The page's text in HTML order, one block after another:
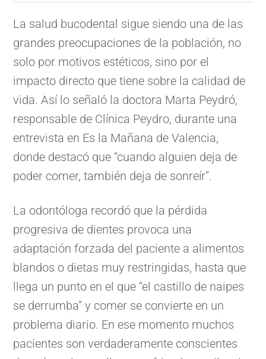
La salud bucodental sigue siendo una de las
grandes preocupaciones de la población, no
solo por motivos estéticos, sino por el
impacto directo que tiene sobre la calidad de
vida. Así lo señaló la doctora Marta Peydró,
responsable de Clínica Peydro, durante una
entrevista en Es la Mañana de Valencia,
donde destacó que “cuando alguien deja de
poder comer, también deja de sonreír”.
La odontóloga recordó que la pérdida
progresiva de dientes provoca una
adaptación forzada del paciente a alimentos
blandos o dietas muy restringidas, hasta que
llega un punto en el que “el castillo de naipes
se derrumba” y comer se convierte en un
problema diario. En ese momento muchos
pacientes son verdaderamente conscientes